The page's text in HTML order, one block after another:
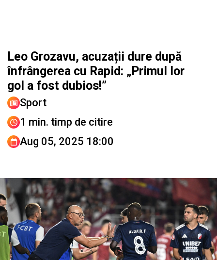
Leo Grozavu, acuzații dure după
înfrângerea cu Rapid: „Primul lor
gol a fost dubios!”
Sport
1 min. timp de citire
Aug 05, 2025 18:00